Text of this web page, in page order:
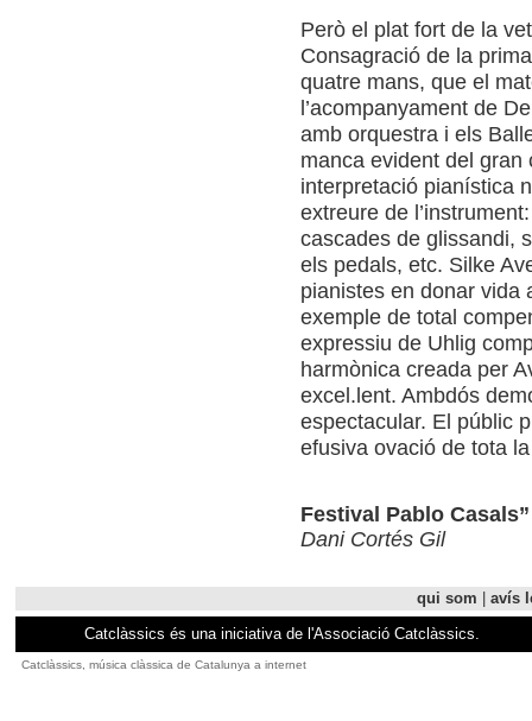
Però el plat fort de la
Consagració de la
quatre mans, que el
l’acompanyament de
amb orquestra i els
manca evident del
interpretació pianística
extreure de
cascades de glissandi,
els pedals, etc. Silke
pianistes en donar vida
exemple de total
expressiu de Uhlig
harmònica creada per
excel.lent. Ambdós
espectacular. El públic
efusiva ovació de tota
Festival Pablo
Dani Cortés Gil
qui som
avís
Catclàssics és una iniciativa de l'Associació Catclàssics.
Catclàssics, música clàssica de Catalunya a internet